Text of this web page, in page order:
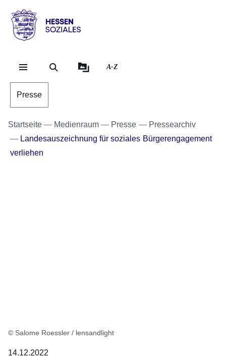
Hessen
Sozial
A-Z
Presse
Startseite Medienraum Presse
Pressearchiv
Landesauszeichnung für soziales Bürgerengagement
verliehen
© Salome Roessler / lensandlight
14.12.2022